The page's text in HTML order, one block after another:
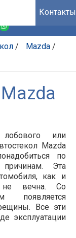
Контакты
/ Mazda /
или
Mazda
по
Эта
как и
не вечна. Со
появляется
Все эти
эксплуатации